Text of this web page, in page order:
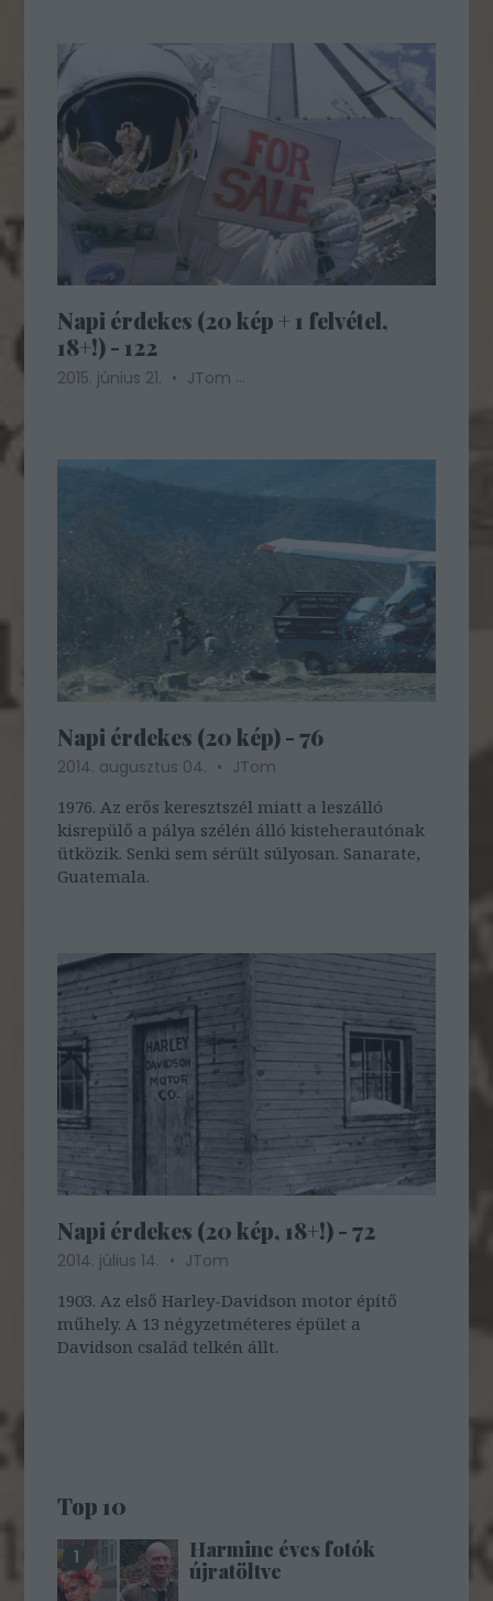
Napi érdekes (20 kép + 1 felvétel,
18+!) - 122
2015. június 21. JTom ...
Napi érdekes (20 kép) - 76
2014. augusztus 04.
JTom
1976. Az erős keresztszél miatt a leszálló
kisrepülő a pálya szélén álló kisteherautónak
ütközik. Senki sem sérült súlyosan. Sanarate,
Guatemala.
Napi érdekes (20 kép, 18+!) - 72
2014. július 14.
JTom
1903. Az első Harley-Davidson motor építő
műhely. A 13 négyzetméteres épület a
Davidson család telkén állt.
Top 10
Harminc éves fotók
újratöltve